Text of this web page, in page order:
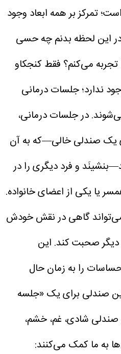
تمرکز بر همه ابعاد وجود
این لحظه بدنم چه حسی
می‌کنم؟ فقط کنجکاو
ندارد؛ جلسات درمانی
در جلسات درمانی،
یک صندلی خالی—که به آن
و فرد دیگری را در
یا یکی از اعضای خانواده.
می‌تواند گاهی در نقش خودش
صحبت کند. این
را به زمان حال
صندلی برای یک «جلسه
شادی، غم، خشم،
به ما کمک می‌کنند: